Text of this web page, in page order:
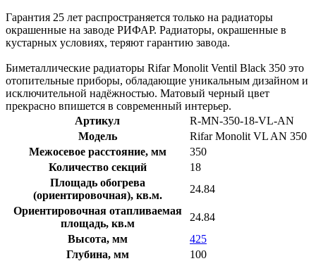
Гарантия 25 лет распространяется только на радиаторы
окрашенные на заводе РИФАР. Радиаторы, окрашенные в
кустарных условиях, теряют гарантию завода.
Биметаллические радиаторы Rifar Monolit Ventil Black 350 это
отопительные приборы, обладающие уникальным дизайном и
исключительной надёжностью. Матовый черный цвет
прекрасно впишется в современный интерьер.
Артикул
R-MN-350-18-VL-AN
Модель
Rifar Monolit VL AN 350
Межосевое расстояние, мм
350
Количество секций
18
Площадь обогрева
(ориентировочная), кв.м.
24.84
Ориентировочная отапливаемая
площадь, кв.м
24.84
Высота, мм
425
Глубина, мм
100